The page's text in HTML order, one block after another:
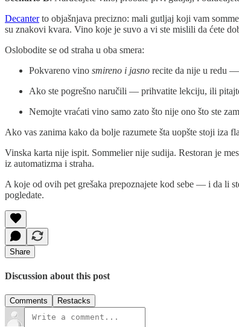
Decanterto objašnjava precizno: mali gutljaj koji vam
su znakovi kvara. Vino koje je suvo a vi ste mislili da ćete
Oslobodite se od straha u oba smera:
Pokvareno vino smireno i jasno recite da nije u redu
Ako ste pogrešno naručili — prihvatite lekciju, ili
Nemojte vraćati vino samo zato što nije ono što ste
Ako vas zanima kako da bolje razumete šta uopšte stoji iza
Vinska karta nije ispit. Sommelier nije sudija. Restoran je
iz automatizma i straha.
A koje od ovih pet grešaka prepoznajete kod sebe — i da li
pogledate.
Share
Discussion about this post
Comments Restacks